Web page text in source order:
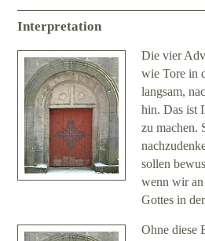
Interpretation
Die vier
wie Tore in
langsam,
hin. Das ist
zu machen.
sollen
wenn wir
Gottes in
Ohne diese